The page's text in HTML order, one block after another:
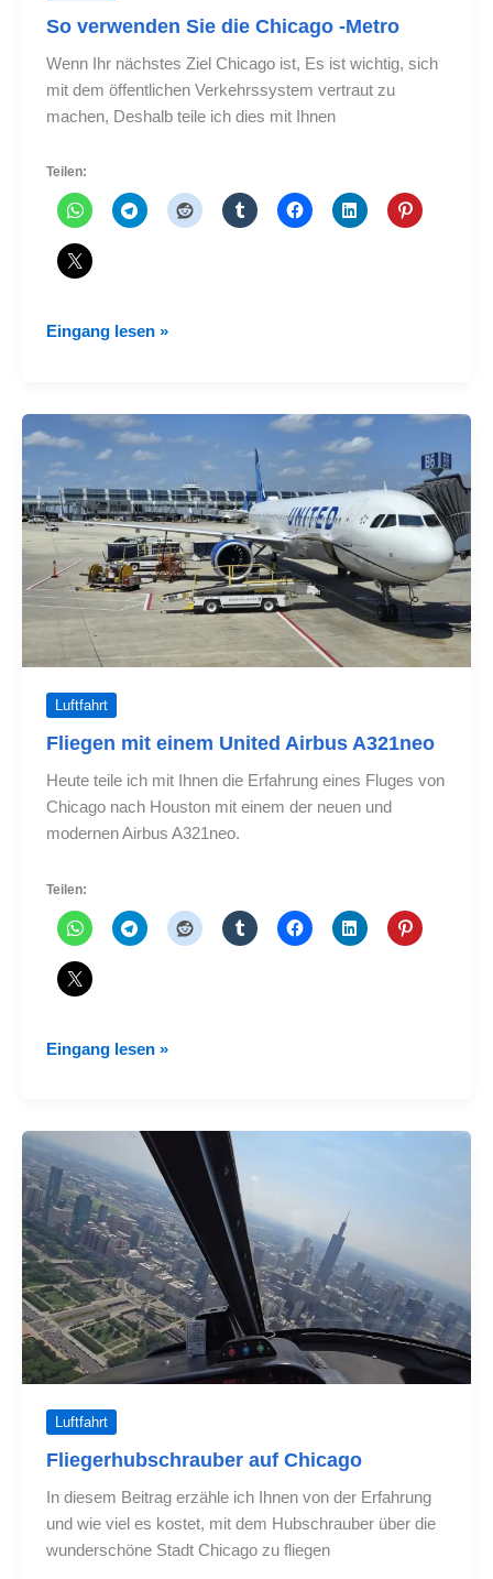
So verwenden Sie die Chicago -Metro
Wenn Ihr nächstes Ziel Chicago ist, Es ist wichtig, sich
mit dem öffentlichen Verkehrssystem vertraut zu
machen, Deshalb teile ich dies mit Ihnen
Teilen:
So
Chicago
Metro
Eingang lesen »
Luftfahrt
Fliegen mit einem United Airbus A321neo
Heute teile ich mit Ihnen die Erfahrung eines Fluges von
Chicago nach Houston mit einem der neuen und
modernen Airbus A321neo.
Teilen:
Fliegen
United
Airbus
A321neo
Eingang lesen »
Luftfahrt
Fliegerhubschrauber auf Chicago
In diesem Beitrag erzähle ich Ihnen von der Erfahrung
und wie viel es kostet, mit dem Hubschrauber über die
wunderschöne Stadt Chicago zu fliegen